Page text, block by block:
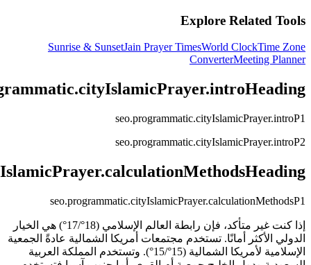
Explore Related Tools
Sunrise & SunsetJain Prayer TimesWorld ClockTime Zone
ConverterMeeting Planner
seo.programmatic.cityIslamicPrayer.introP1
seo.programmatic.cityIslamicPrayer.introP2
seo.programmatic.cityIslamicPrayer.calculationMethodsP1
إذا كنت غير متأكد، فإن رابطة العالم الإسلامي (18°/17°) هي الخيار
الدولي الأكثر أمانًا. تستخدم مجتمعات أمريكا الشمالية عادةً الجمعية
الإسلامية لأمريكا الشمالية (15°/15°). وتستخدم المملكة العربية